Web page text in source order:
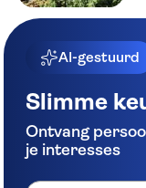
AI-gestuurd
Slimme
Ontvang
je interesses